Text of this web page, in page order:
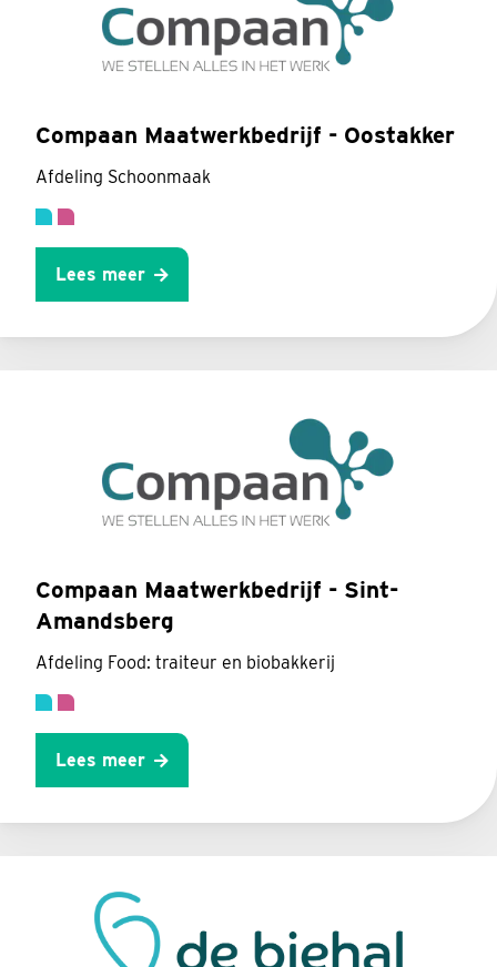
Compaan Maatwerkbedrijf - Oostakker
Afdeling Schoonmaak
Lees meer
Compaan Maatwerkbedrijf - Sint-
Amandsberg
Afdeling Food: traiteur en biobakkerij
Lees meer